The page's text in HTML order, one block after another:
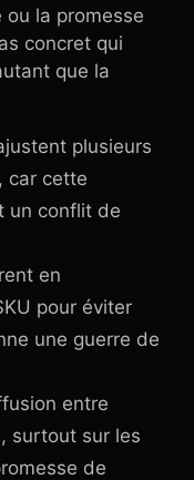
la promesse
concret qui
que la
plusieurs
car cette
un conflit de
en
pour éviter
une guerre de
entre
surtout sur les
de